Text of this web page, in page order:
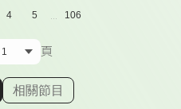
4 5 ... 106
頁
顯示相關單集
相關節目